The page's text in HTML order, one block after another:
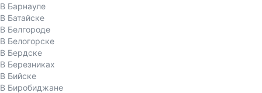
В Барнауле
В Батайске
В Белгороде
В Белогорске
В Бердске
В Березниках
В Бийске
В Биробиджане